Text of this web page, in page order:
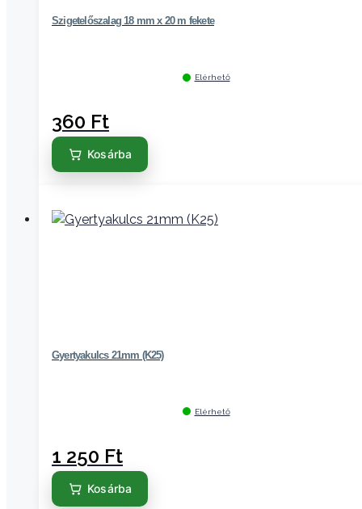
Szigetelőszalag 18 mm x 20 m fekete
Elérhető
360 Ft
Kosárba
Gyertyakulcs 21mm (K25)
Elérhető
1 250 Ft
Kosárba